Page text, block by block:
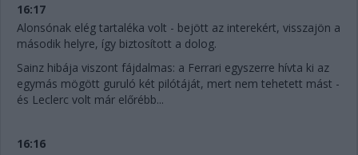
16:17
Alonsónak elég tartaléka volt - bejött az interekért, visszajön a
második helyre, így biztosított a dolog.
Sainz hibája viszont fájdalmas: a Ferrari egyszerre hívta ki az
egymás mögött guruló két pilótáját, mert nem tehetett mást -
és Leclerc volt már előrébb...
16:16